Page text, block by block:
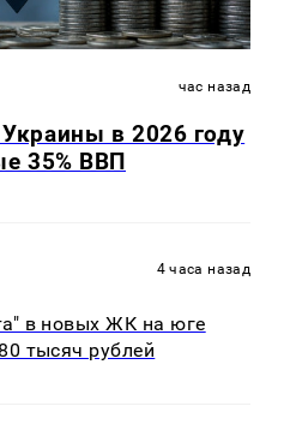
час назад
в 2026 году
35% ВВП
4 часа назад
в новых ЖК на юге
тысяч рублей